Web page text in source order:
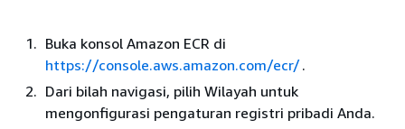
Buka konsol Amazon ECR di
https://console.aws.amazon.com/ecr/.
Dari bilah navigasi, pilih Wilayah untuk
mengonfigurasi pengaturan registri pribadi Anda.